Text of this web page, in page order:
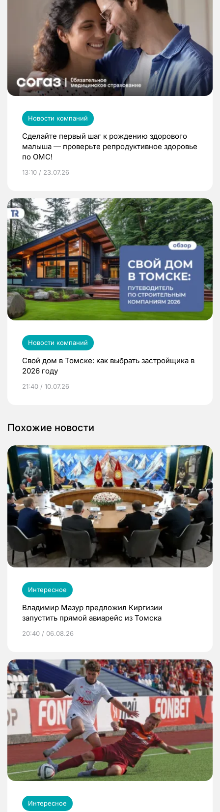
Новости компаний
Сделайте первый шаг к рождению здорового
малыша — проверьте репродуктивное здоровье
по ОМС!
13:10 / 23.07.26
Новости компаний
Свой дом в Томске: как выбрать застройщика в
2026 году
21:40 / 10.07.26
Похожие новости
Интересное
Владимир Мазур предложил Киргизии
запустить прямой авиарейс из Томска
20:40 / 06.08.26
Интересное